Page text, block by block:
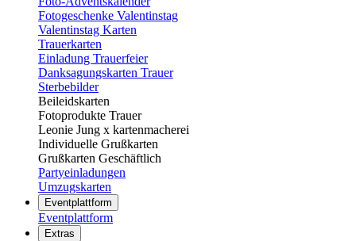
Fotogeschenke Valentinstag
Valentinstag Karten
Trauerkarten
Einladung Trauerfeier
Danksagungskarten Trauer
Sterbebilder
Beileidskarten
Fotoprodukte Trauer
Leonie Jung x kartenmacherei
Individuelle Grußkarten
Grußkarten Geschäftlich
Partyeinladungen
Umzugskarten
Eventplattform
Eventplattform
Extras